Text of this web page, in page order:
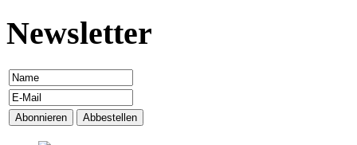
Newsletter